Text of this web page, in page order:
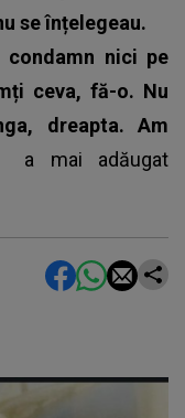
se înțelegeau.
nici pe
ceva, fă-o. Nu
dreapta. Am
a mai adăugat